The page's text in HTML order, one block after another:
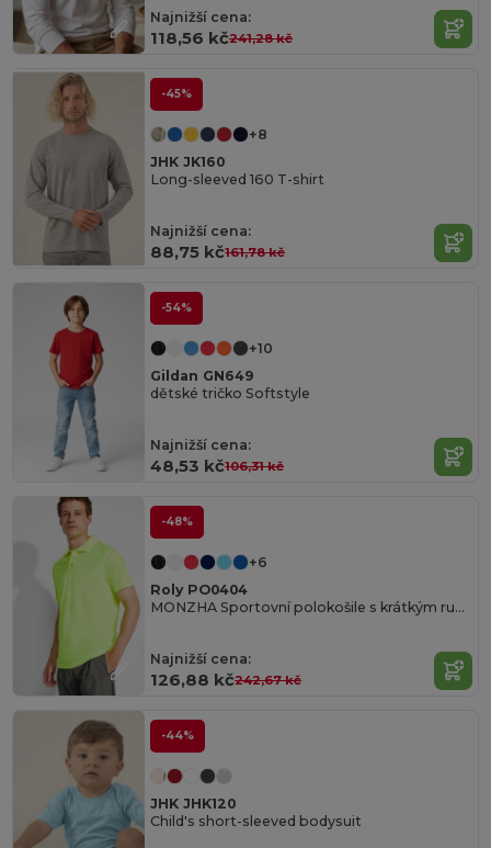
Najnižší cena:
118,56 kč241,28 kč
-45%
+8
JHK JK160
Long-sleeved 160 T-shirt
Najnižší cena:
88,75 kč161,78 kč
-54%
+10
Gildan GN649
dětské tričko Softstyle
Najnižší cena:
48,53 kč106,31 kč
-48%
+6
Roly PO0404
MONZHA Sportovní polokošile s krátkým rukávem
Najnižší cena:
126,88 kč242,67 kč
-44%
JHK JHK120
Child's short-sleeved bodysuit